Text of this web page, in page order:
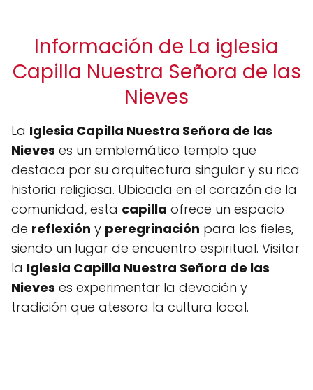
Información de La iglesia
Capilla Nuestra Señora de las
Nieves
La Iglesia Capilla Nuestra Señora de las
Nieves es un emblemático templo que
destaca por su arquitectura singular y su rica
historia religiosa. Ubicada en el corazón de la
comunidad, esta capilla ofrece un espacio
de reflexión y peregrinación para los fieles,
siendo un lugar de encuentro espiritual. Visitar
la Iglesia Capilla Nuestra Señora de las
Nieves es experimentar la devoción y
tradición que atesora la cultura local.